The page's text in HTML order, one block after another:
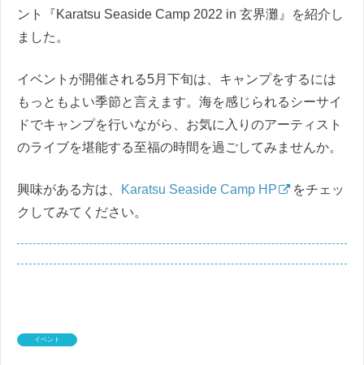
ント『Karatsu Seaside Camp 2022 in 玄界灘』を紹介し
ました。
イベントが開催される5月下旬は、キャンプをするには
もっともよい季節と言えます。海を感じられるシーサイ
ドでキャンプを行いながら、お気に入りのアーティスト
のライブを堪能する至福の時間を過ごしてみませんか。
興味がある方は、 Karatsu Seaside Camp HP
をチェッ
クしてみてください。
イベント